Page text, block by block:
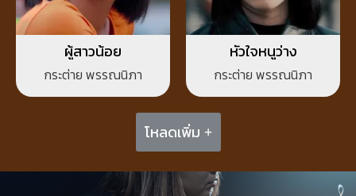
ผู้สาวน้อย
กระต่าย พรรณนิภา
หัวใจหนูว่าง
กระต่าย พรรณนิภา
โหลดเพิ่ม +